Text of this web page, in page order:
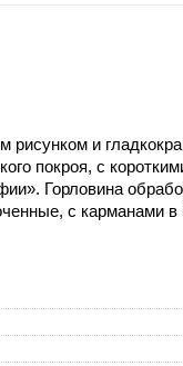
и
покроя, с
Горловина
с карманами